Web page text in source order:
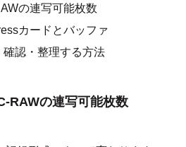
の連写可能枚数
カードとバッファ
認・整理する方法
RAWの連写可能枚数